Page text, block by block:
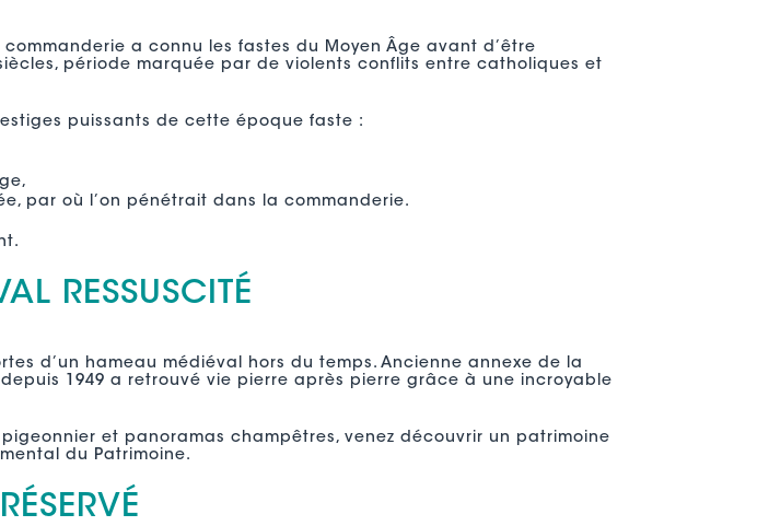
a connu les fastes du Moyen Âge avant d’être
période marquée par de violents conflits entre catholiques et
puissants de cette époque faste :
par où l’on pénétrait dans la commanderie.
RESSUSCITÉ
d’un hameau médiéval hors du temps. Ancienne annexe de la
1949 a retrouvé vie pierre après pierre grâce à une incroyable
et panoramas champêtres, venez découvrir un patrimoine
du Patrimoine.